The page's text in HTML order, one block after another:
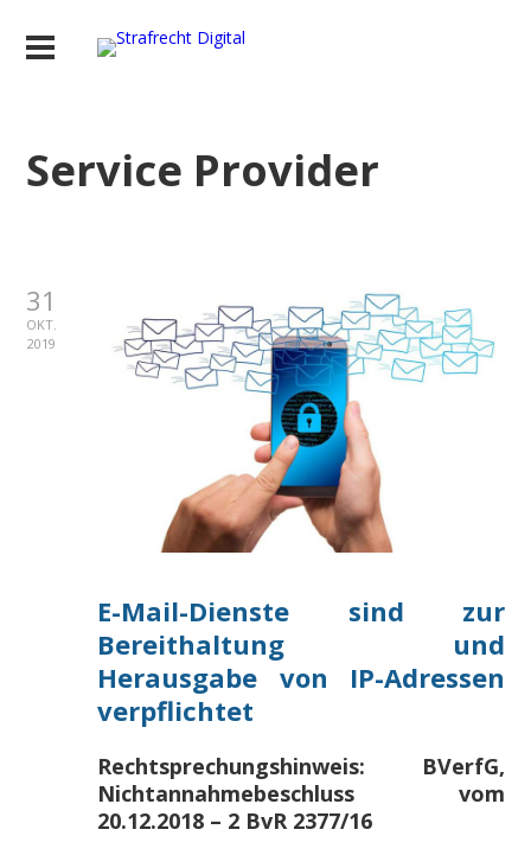
Service Provider
31
OKT.
2019
E-Mail-Dienste sind zur
Bereithaltung und
Herausgabe von IP-Adressen
verpflichtet
Rechtsprechungshinweis: BVerfG,
Nichtannahmebeschluss vom
20.12.2018 – 2 BvR 2377/16